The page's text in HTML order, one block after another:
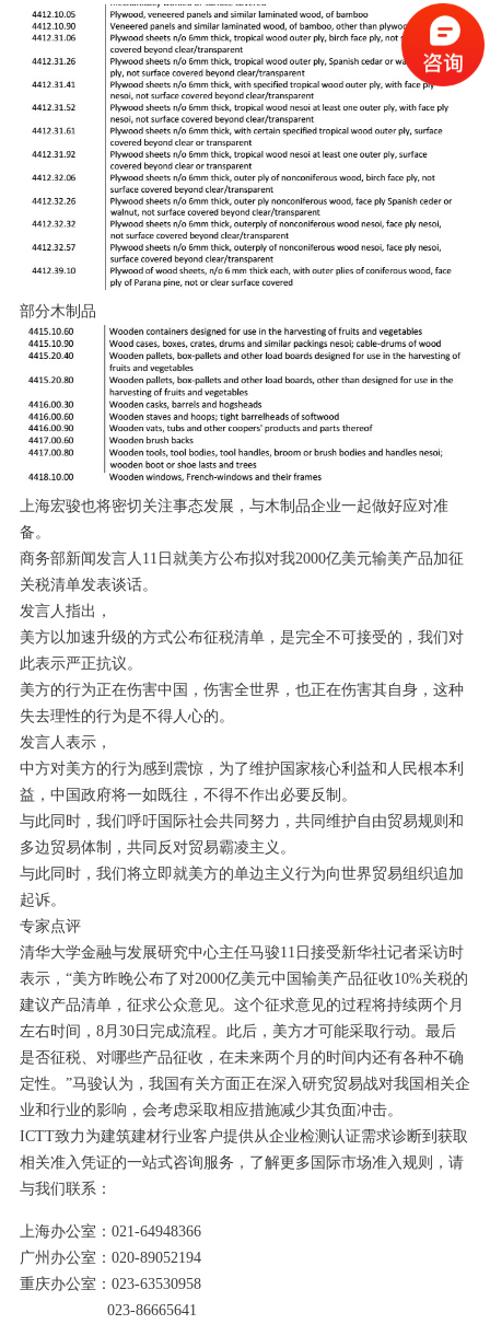
部分木制品
上海宏骏也将密切关注事态发展，与木制品企业一起做好应对准
备。
商务部新闻发言人11日就美方公布拟对我2000亿美元输美产品加征
关税清单发表谈话。
发言人指出，
美方以加速升级的方式公布征税清单，是完全不可接受的，我们对
此表示严正抗议。
美方的行为正在伤害中国，伤害全世界，也正在伤害其自身，这种
失去理性的行为是不得人心的。
发言人表示，
中方对美方的行为感到震惊，为了维护国家核心利益和人民根本利
益，中国政府将一如既往，不得不作出必要反制。
与此同时，我们呼吁国际社会共同努力，共同维护自由贸易规则和
多边贸易体制，共同反对贸易霸凌主义。
与此同时，我们将立即就美方的单边主义行为向世界贸易组织追加
起诉。
专家点评
清华大学金融与发展研究中心主任马骏11日接受新华社记者采访时
表示，“美方昨晚公布了对2000亿美元中国输美产品征收10%关税的
建议产品清单，征求公众意见。这个征求意见的过程将持续两个月
左右时间，8月30日完成流程。此后，美方才可能采取行动。最后
是否征税、对哪些产品征收，在未来两个月的时间内还有各种不确
定性。”马骏认为，我国有关方面正在深入研究贸易战对我国相关企
业和行业的影响，会考虑采取相应措施减少其负面冲击。
ICTT致力为建筑建材行业客户提供从企业检测认证需求诊断到获取
相关准入凭证的一站式咨询服务，了解更多国际市场准入规则，请
与我们联系：
上海办公室：021-64948366
广州办公室：020-89052194
重庆办公室：023-63530958
023-86665641